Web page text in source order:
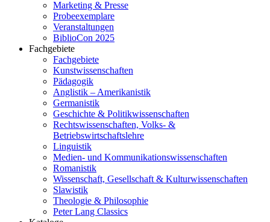
Marketing & Presse
Probeexemplare
Veranstaltungen
BiblioCon 2025
Fachgebiete
Fachgebiete
Kunstwissenschaften
Pädagogik
Anglistik – Amerikanistik
Germanistik
Geschichte & Politikwissenschaften
Rechtswissenschaften, Volks- &
Betriebswirtschaftslehre
Linguistik
Medien- und Kommunikationswissenschaften
Romanistik
Wissenschaft, Gesellschaft & Kulturwissenschaften
Slawistik
Theologie & Philosophie
Peter Lang Classics